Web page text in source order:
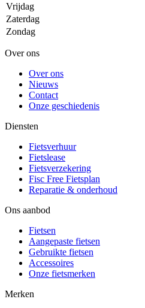
Vrijdag
Zaterdag
Zondag
Over ons
Over ons
Nieuws
Contact
Onze geschiedenis
Diensten
Fietsverhuur
Fietslease
Fietsverzekering
Fisc Free Fietsplan
Reparatie & onderhoud
Ons aanbod
Fietsen
Aangepaste fietsen
Gebruikte fietsen
Accessoires
Onze fietsmerken
Merken